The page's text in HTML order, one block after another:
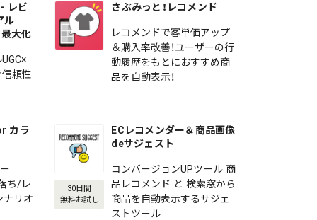
- レビ
ル
大化
信頼性
さぶみっと！レコメンド
レコメンドで客単価アップ
＆購入率改善！ユーザーの行
動履歴をもとにおすすめ商
品を自動表示！
カラ
ち/レ
ナリオ
30日間
無料お試し
ECレコメンダー＆商品画像
deサジェスト
コンバージョンUPツール 商
品レコメンド と 検索窓から
商品を自動表示するサジェ
ストツール